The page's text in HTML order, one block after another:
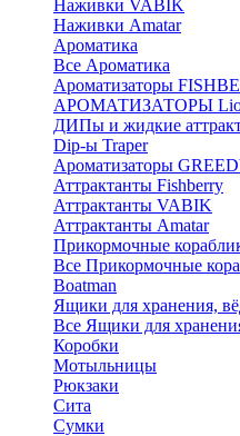
Наживки VABIK
Наживки Amatar
Ароматика
Все Ароматика
Ароматизаторы
АРОМАТИЗАТОРЫ
ДИПы и жидкие
Dip-ы Traper
Ароматизаторы
Аттрактанты Fishberry
Аттрактанты VABIK
Аттрактанты Amatar
Прикормочные
Все Прикормочные
Boatman
Ящики для хранения,
Все Ящики для
Коробки
Мотыльницы
Рюкзаки
Сита
Сумки